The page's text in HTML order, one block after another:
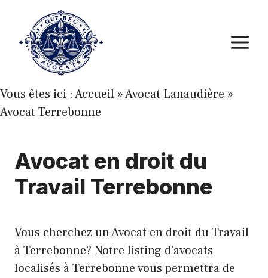
contenu
Vous êtes ici :Accueil »Avocat Lanaudière »
Avocat Terrebonne
Avocat en droit du
Travail Terrebonne
Vous cherchez un Avocat en droit du Travail
à Terrebonne? Notre listing d’avocats
localisés à Terrebonne vous permettra de